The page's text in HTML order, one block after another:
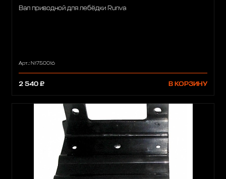
Вал приводной для лебёдки Runva
Арт.: N1750016
2 540 ₽ В КОРЗИНУ